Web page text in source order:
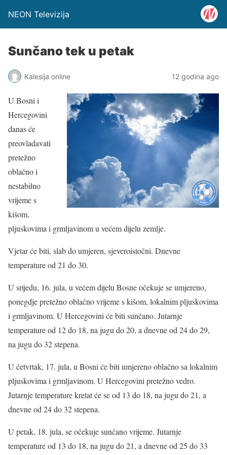
NEON Televizija
Sunčano tek u petak
Kalesija online 12 godina ago
U Bosni i
Hercegovini
danas će
preovladavati
pretežno
oblačno i
nestabilno
vrijeme s
kišom,
pljuskovima i grmljavinom u većem dijelu zemlje.
Vjetar će biti, slab do umjeren, sjeveroistočni. Dnevne
temperature od 21 do 30.
U srijedu, 16. jula, u većem dijelu Bosne očekuje se umjereno,
ponegdje pretežno oblačno vrijeme s kišom, lokalnim pljuskovima
i grmljavinom. U Hercegovini će biti sunčano. Jutarnje
temperature od 12 do 18, na jugu do 20, a dnevne od 24 do 29,
na jugu do 32 stepena.
U četvrtak, 17. jula, u Bosni će biti umjereno oblačno sa lokalnim
pljuskovima i grmljavinom. U Hercegovini pretežno vedro.
Jutarnje temperature kretat će se od 13 do 18, na jugu do 21, a
dnevne od 24 do 32 stepena.
U petak, 18. jula, se očekuje sunčano vrijeme. Jutarnje
temperature od 13 do 18, na jugu do 21, a dnevne od 25 do 33